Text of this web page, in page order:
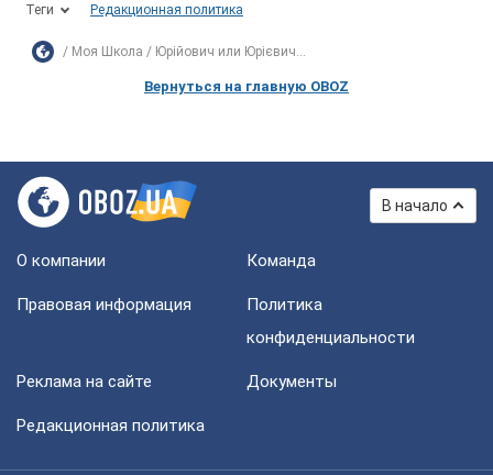
Теги Редакционная политика
Моя Школа Юрійович или Юрієвич...
Вернуться на главную OBOZ
В начало
О компании Команда
Правовая информация
Политика
конфиденциальности
Реклама на сайте Документы
Редакционная политика